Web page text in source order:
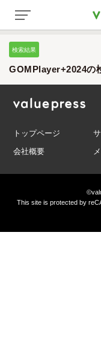
検索結果
GOMPlayer+2024の
トップページ
会社概要
This site is protected by